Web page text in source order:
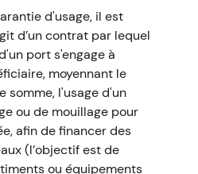
d'usage, il est
d’un contrat par lequel
port s'engage à
moyennant le
somme, l'usage d'un
ou de mouillage pour
afin de financer des
(l’objectif est de
ou équipements